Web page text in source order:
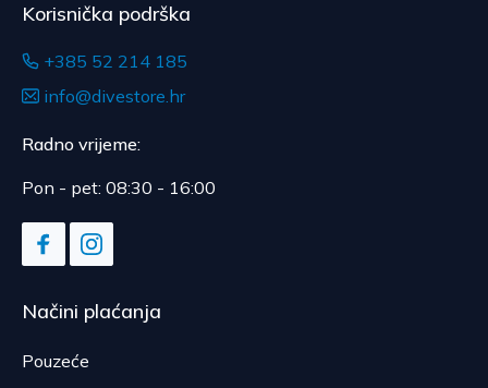
Korisnička podrška
+385 52 214 185
info@divestore.hr
Radno vrijeme:
Pon - pet: 08:30 - 16:00
Načini plaćanja
Pouzeće